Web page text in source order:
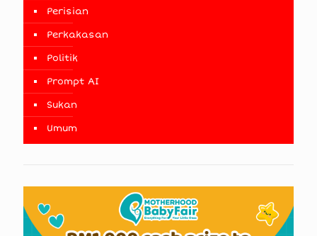
Perisian
Perkakasan
Politik
Prompt AI
Sukan
Umum